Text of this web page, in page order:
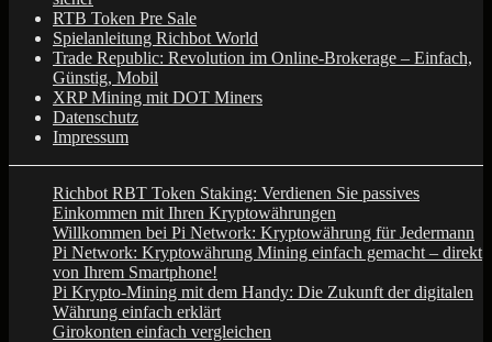
RTB Token Pre Sale
Spielanleitung Richbot World
Trade Republic: Revolution im Online-Brokerage – Einfach,
Günstig, Mobil
XRP Mining mit DOT Miners
Datenschutz
Impressum
Richbot RBT Token Staking: Verdienen Sie passives
Einkommen mit Ihren Kryptowährungen
Willkommen bei Pi Network: Kryptowährung für Jedermann
Pi Network: Kryptowährung Mining einfach gemacht – direkt
von Ihrem Smartphone!
Pi Krypto-Mining mit dem Handy: Die Zukunft der digitalen
Währung einfach erklärt
Girokonten einfach vergleichen